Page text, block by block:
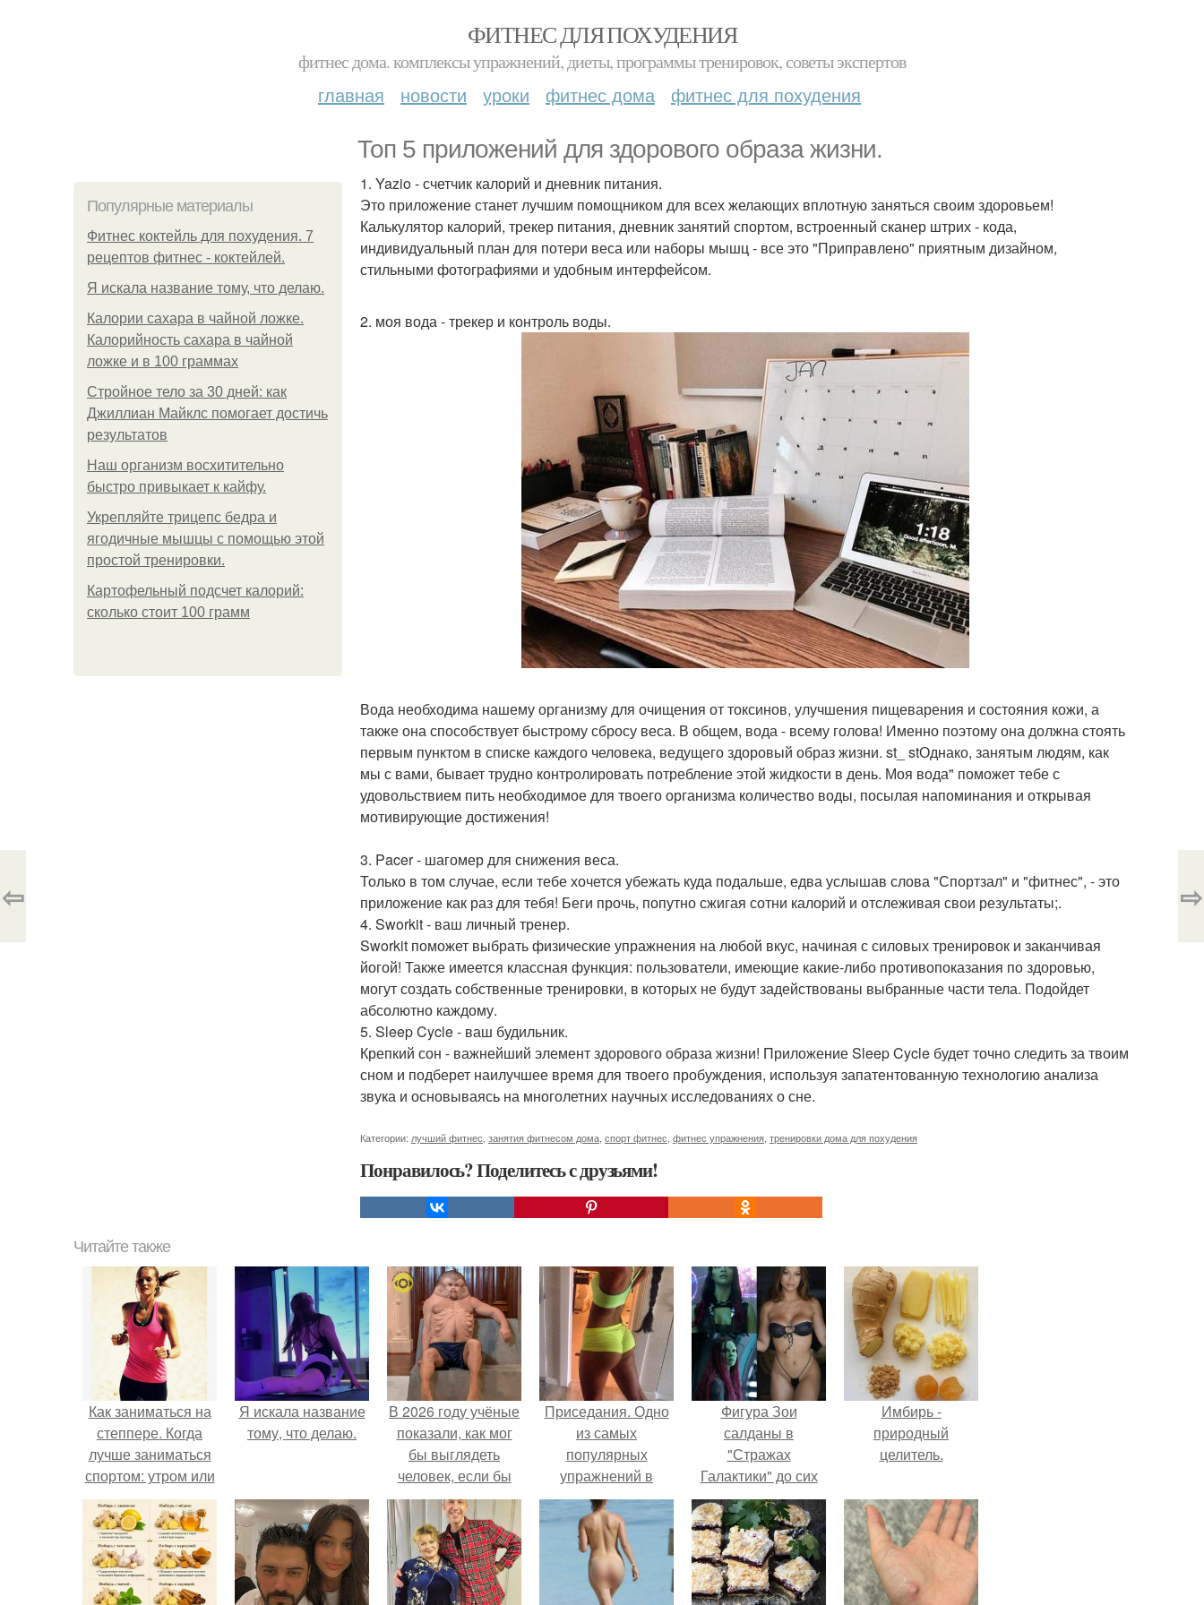
ФИТНЕС ДЛЯ ПОХУДЕНИЯ
фитнес дома. комплексы упражнений, диеты, программы тренировок, советы экспертов
главная новости уроки фитнес дома фитнес для похудения
Топ 5 приложений для здорового образа жизни.
Популярные материалы
Фитнес коктейль для похудения. 7
рецептов фитнес - коктейлей.
Я искала название тому, что делаю.
Калории сахара в чайной ложке.
Калорийность сахара в чайной
ложке и в 100 граммах
Стройное тело за 30 дней: как
Джиллиан Майклс помогает достичь
результатов
Наш организм восхитительно
быстро привыкает к кайфу.
Укрепляйте трицепс бедра и
ягодичные мышцы с помощью этой
простой тренировки.
Картофельный подсчет калорий:
сколько стоит 100 грамм
1. Yazio - счетчик калорий и дневник питания.
Это приложение станет лучшим помощником для всех желающих вплотную заняться своим здоровьем!
Калькулятор калорий, трекер питания, дневник занятий спортом, встроенный сканер штрих - кода,
индивидуальный план для потери веса или наборы мышц - все это "Приправлено" приятным дизайном,
стильными фотографиями и удобным интерфейсом.
2. моя вода - трекер и контроль воды.
Вода необходима нашему организму для очищения от токсинов, улучшения пищеварения и состояния кожи, а
также она способствует быстрому сбросу веса. В общем, вода - всему голова! Именно поэтому она должна стоять
первым пунктом в списке каждого человека, ведущего здоровый образ жизни. st_ stОднако, занятым людям, как
мы с вами, бывает трудно контролировать потребление этой жидкости в день. Моя вода" поможет тебе с
удовольствием пить необходимое для твоего организма количество воды, посылая напоминания и открывая
мотивирующие достижения!
3. Pacer - шагомер для снижения веса.
Только в том случае, если тебе хочется убежать куда подальше, едва услышав слова "Спортзал" и "фитнес", - это
приложение как раз для тебя! Беги прочь, попутно сжигая сотни калорий и отслеживая свои результаты;.
4. Sworkit - ваш личный тренер.
Sworkit поможет выбрать физические упражнения на любой вкус, начиная с силовых тренировок и заканчивая
йогой! Также имеется классная функция: пользователи, имеющие какие-либо противопоказания по здоровью,
могут создать собственные тренировки, в которых не будут задействованы выбранные части тела. Подойдет
абсолютно каждому.
5. Sleep Cycle - ваш будильник.
Крепкий сон - важнейший элемент здорового образа жизни! Приложение Sleep Cycle будет точно следить за твоим
сном и подберет наилучшее время для твоего пробуждения, используя запатентованную технологию анализа
звука и основываясь на многолетних научных исследованиях о сне.
Категории: лучший фитнес занятия фитнесом дома спорт фитнес фитнес упражнения тренировки дома для похудения
Понравилось? Поделитесь с друзьями!
⇦ ⇨
Читайте также
Как заниматься на
степпере. Когда
лучше заниматься
спортом: утром или
вечером
Я искала название
тому, что делаю.
В 2026 году учёные
показали, как мог
бы выглядеть
человек, если бы
его тело
эволюционировало
специально для
выживания в
автокатастpoфах.
Приседания. Одно
из самых
популярных
упражнений в
фитнесе и
бодибилдинге,
вокруг которого
множество споров
и противоречий.
Фигура Зои
салданы в
"Стражах
Галактики" до сих
пор вызывает
восхищение.
Имбирь -
природный
целитель.